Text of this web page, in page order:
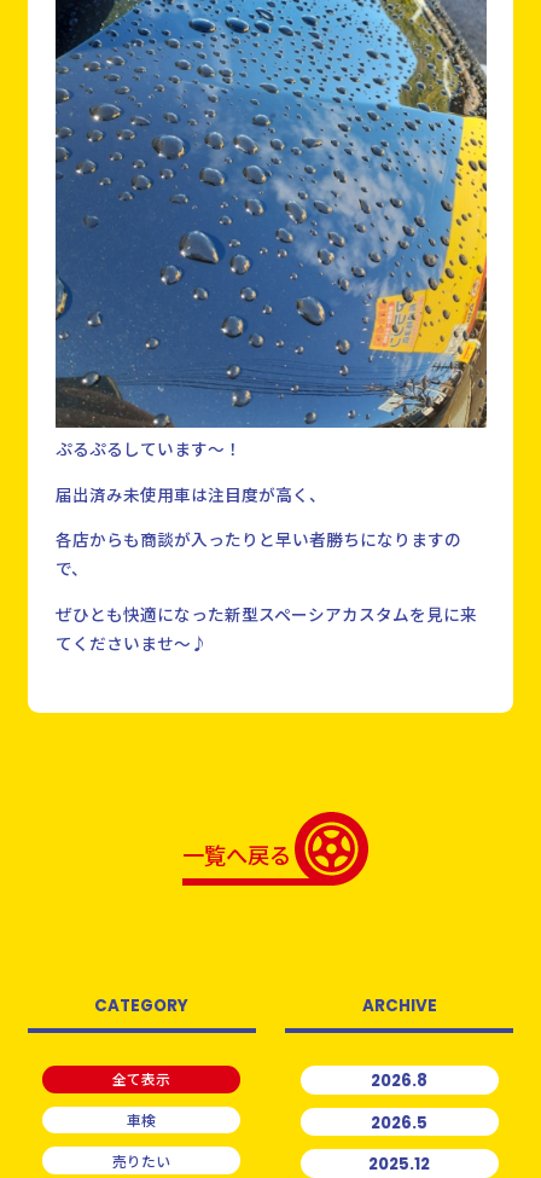
ぷるぷるしています～！
届出済み未使用車は注目度が高く、
各店からも商談が入ったりと早い者勝ちになりますの
で、
ぜひとも快適になった新型スペーシアカスタムを見に来
てくださいませ～♪
一覧へ戻る
CATEGORY
全て表示
車検
売りたい
ARCHIVE
2026.8
2026.5
2025.12